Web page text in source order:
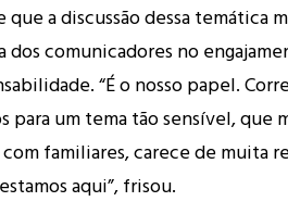
que a discussão dessa temática
dos comunicadores no
“É o nosso papel.
para um tema tão sensível, que
familiares, carece de muita
aqui”, frisou.